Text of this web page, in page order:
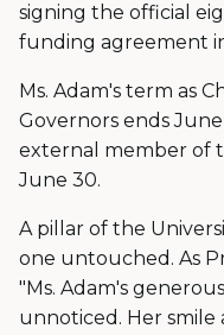
signing the official
funding agreement
Ms. Adam's term as
Governors ends
external member of
June 30.
A pillar of the
one untouched. As
"Ms. Adam's
unnoticed. Her smile